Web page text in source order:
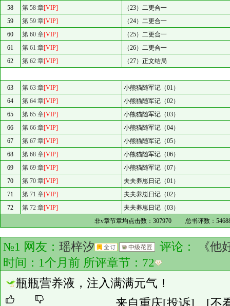
58
第 58 章[VIP]
（23）二更合一
59
第 59 章[VIP]
（24）二更合一
60
第 60 章[VIP]
（25）二更合一
61
第 61 章[VIP]
（26）二更合一
62
第 62 章[VIP] （27）正文结局
63 第 63 章[VIP]
小熊猫随军记（01）
64
第 64 章[VIP]
小熊猫随军记（02）
65
第 65 章[VIP]
小熊猫随军记（03）
66
第 66 章[VIP]
小熊猫随军记（04）
67
第 67 章[VIP]
小熊猫随军记（05）
68
第 68 章[VIP]
小熊猫随军记（06）
69
第 69 章[VIP]
小熊猫随军记（07）
70
第 70 章[VIP]
夫夫养崽日记（01）
71
第 71 章[VIP]
夫夫养崽日记（02）
72
第 72 章[VIP]
夫夫养崽日记（03）
非v章节章均点击数：307970 总书评数：
№1 网友： 瑶梓汐 评论：
《他
时间：1个月前 所评章节： 72
瓶瓶营养液，注入满满元气！
来自重庆[投诉] [不